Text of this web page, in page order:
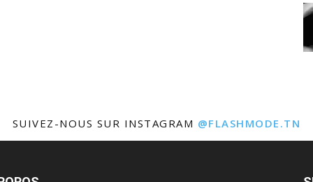
SUIVEZ-NOUS SUR INSTAGRAM @FLASHMODE.TN